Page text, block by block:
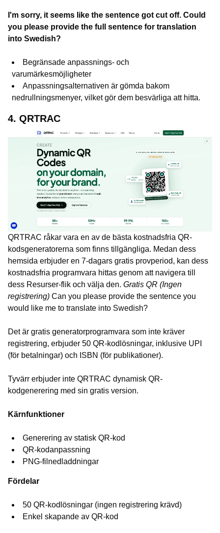
I'm sorry, it seems like the sentence got cut off. Could
you please provide the full sentence for translation
into Swedish?
Begränsade anpassnings- och
varumärkesmöjligheter
Anpassningsalternativen är gömda bakom
nedrullningsmenyer, vilket gör dem besvärliga att hitta.
4. QRTRAC
QRTRAC råkar vara en av de bästa kostnadsfria QR-
kodsgeneratorerna som finns tillgängliga. Medan dess
hemsida erbjuder en 7-dagars gratis provperiod, kan dess
kostnadsfria programvara hittas genom att navigera till
dess Resurser-flik och välja den. Gratis QR (Ingen
registrering) Can you please provide the sentence you
would like me to translate into Swedish?
Det är gratis generatorprogramvara som inte kräver
registrering, erbjuder 50 QR-kodlösningar, inklusive UPI
(för betalningar) och ISBN (för publikationer).
Tyvärr erbjuder inte QRTRAC dynamisk QR-
kodgenerering med sin gratis version.
Kärnfunktioner
Generering av statisk QR-kod
QR-kodanpassning
PNG-filnedladdningar
Fördelar
50 QR-kodlösningar (ingen registrering krävd)
Enkel skapande av QR-kod